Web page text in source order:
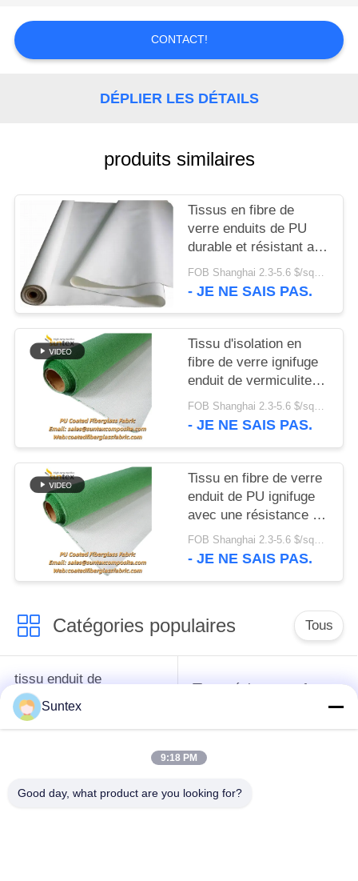
NOUS
UN DEVIS
PLAN
SITE
PRIVACY
POLICY
CONTACT!
DÉPLIER LES DÉTAILS
produits similaires
Tissus en fibre de
verre enduits de PU
durable et résistant au
feu de 0,4 mm pour
système de protection
FOB Shanghai 2.3-5.6 $/sqm MOQ:500 Mètres
- JE NE SAIS PAS.
Tissu d'isolation en
fibre de verre ignifuge
enduit de vermiculite
PU résistant aux
hautes températures
FOB Shanghai 2.3-5.6 $/sqm MOQ:20 rouleaux
- JE NE SAIS PAS.
Tissu en fibre de verre
enduit de PU ignifuge
avec une résistance à
la température de
550°C pour les
FOB Shanghai 2.3-5.6 $/sqm MOQ:20 rouleaux
- JE NE SAIS PAS.
Catégories populaires Tous
tissu enduit de
silicone de fibre de
verre
Tissu résistant au feu
de verre
Tissu enduit de fibre
centrale
Suntex
9:18 PM
Good day, what product are you looking for?